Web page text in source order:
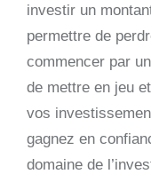
investir un
permettre de
commencer par
de mettre en jeu
vos
gagnez en
domaine de